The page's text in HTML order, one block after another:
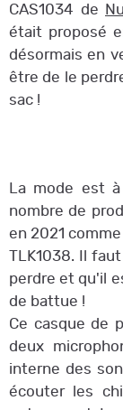
CAS1034 de
était proposé
désormais en
être de le
sac !
La mode est
nombre de
en 2021
TLK1038. Il
perdre et qu'il
de battue !
Ce casque de
deux
interne des
écouter les